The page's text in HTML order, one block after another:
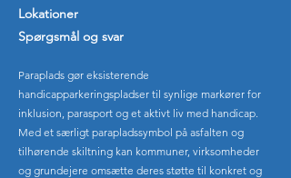
Lokationer
Spørgsmål og svar
Paraplads gør eksisterende
handicapparkeringspladser til synlige markører for
inklusion, parasport og et aktivt liv med handicap.
Med et særligt parapladssymbol på asfalten og
tilhørende skiltning kan kommuner, virksomheder
og grundejere omsætte deres støtte til konkret og